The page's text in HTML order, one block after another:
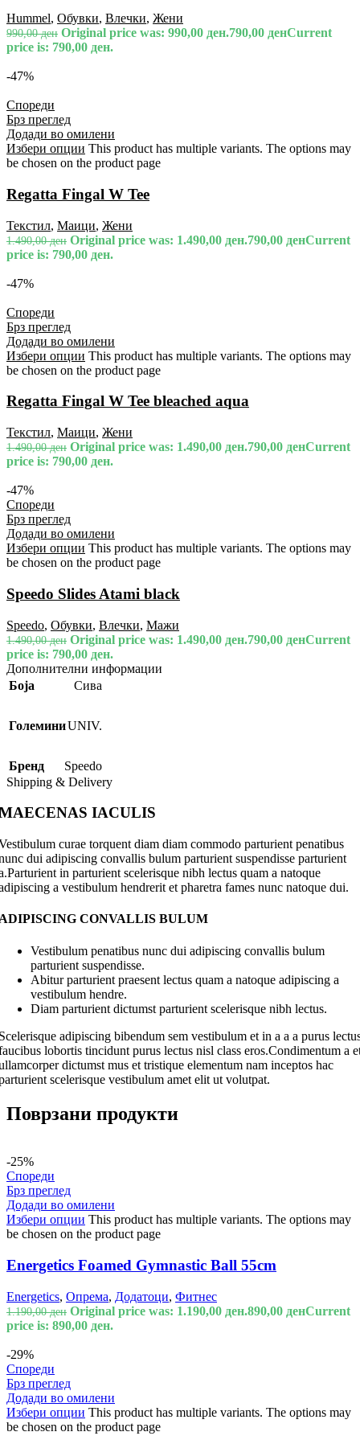
Hummel, Обувки, Влечки, Жени
990,00ден Original price was: 990,00 ден.790,00 денCurrent
price is: 790,00 ден.
-47%
Спореди
Брз преглед
Додади во омилени
Избери опции This product has multiple variants. The options may
be chosen on the product page
Regatta Fingal W Tee
Текстил, Маици, Жени
1.490,00ден Original price was: 1.490,00 ден.790,00 денCurrent
price is: 790,00 ден.
-47%
Спореди
Брз преглед
Додади во омилени
Избери опции This product has multiple variants. The options may
be chosen on the product page
Regatta Fingal W Tee bleached aqua
Текстил, Маици, Жени
1.490,00ден Original price was: 1.490,00 ден.790,00 денCurrent
price is: 790,00 ден.
-47%
Спореди
Брз преглед
Додади во омилени
Избери опции This product has multiple variants. The options may
be chosen on the product page
Speedo Slides Atami black
Speedo, Обувки, Влечки, Мажи
1.490,00ден Original price was: 1.490,00 ден.790,00 денCurrent
price is: 790,00 ден.
Дополнителни информации
Боја
Сива
ГолеминиUNIV.
Бренд
Speedo
Shipping & Delivery
IACULIS
curae torquent diam diam commodo parturient penatibus
dui adipiscing convallis bulum parturient suspendisse parturient
in parturient scelerisque nibh lectus quam a natoque
a vestibulum hendrerit et pharetra fames nunc natoque dui.
CONVALLIS BULUM
Vestibulum penatibus nunc dui adipiscing convallis bulum
parturient suspendisse.
Abitur parturient praesent lectus quam a natoque adipiscing a
vestibulum hendre.
Diam parturient dictumst parturient scelerisque nibh lectus.
adipiscing bibendum sem vestibulum et in a a a purus
lobortis tincidunt purus lectus nisl class eros.Condimentum a
dictumst mus et tristique elementum nam inceptos hac
scelerisque vestibulum amet elit ut volutpat.
Поврзани продукти
-25%
Спореди
Брз преглед
Додади во омилени
Избери опции This product has multiple variants. The options may
be chosen on the product page
Energetics Foamed Gymnastic Ball 55cm
Energetics, Опрема, Додатоци, Фитнес
1.190,00ден Original price was: 1.190,00 ден.890,00 денCurrent
price is: 890,00 ден.
-29%
Спореди
Брз преглед
Додади во омилени
Избери опции This product has multiple variants. The options may
be chosen on the product page